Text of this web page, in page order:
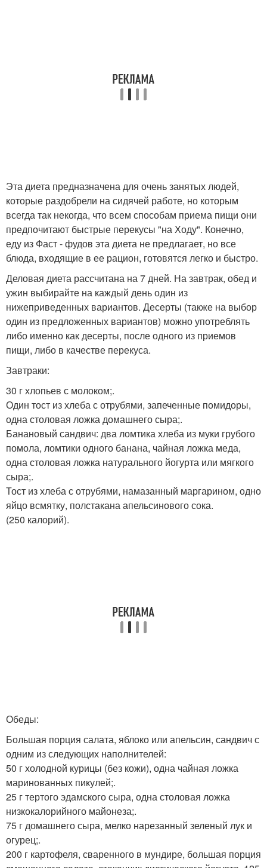
Эта диета предназначена для очень занятых людей,
которые раздобрели на сидячей работе, но которым
всегда так некогда, что всем способам приема пищи они
предпочитают быстрые перекусы "на Ходу". Конечно,
еду из Фаст - фудов эта диета не предлагает, но все
блюда, входящие в ее рацион, готовятся легко и быстро.
Деловая диета рассчитана на 7 дней. На завтрак, обед и
ужин выбирайте на каждый день один из
нижеприведенных вариантов. Десерты (также на выбор
один из предложенных вариантов) можно употреблять
либо именно как десерты, после одного из приемов
пищи, либо в качестве перекуса.
Завтраки:
30 г хлопьев с молоком;.
Один тост из хлеба с отрубями, запеченные помидоры,
одна столовая ложка домашнего сыра;.
Банановый сандвич: два ломтика хлеба из муки грубого
помола, ломтики одного банана, чайная ложка меда,
одна столовая ложка натурального йогурта или мягкого
сыра;.
Тост из хлеба с отрубями, намазанный маргарином, одно
яйцо всмятку, полстакана апельсинового сока.
(250 калорий).
Обеды:
Большая порция салата, яблоко или апельсин, сандвич с
одним из следующих наполнителей:
50 г холодной курицы (без кожи), одна чайная ложка
маринованных пикулей;.
25 г тертого эдамского сыра, одна столовая ложка
низкокалорийного майонеза;.
75 г домашнего сыра, мелко нарезанный зеленый лук и
огурец;.
200 г картофеля, сваренного в мундире, большая порция